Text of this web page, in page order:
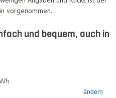
vorgenommen.
und bequem, auch in